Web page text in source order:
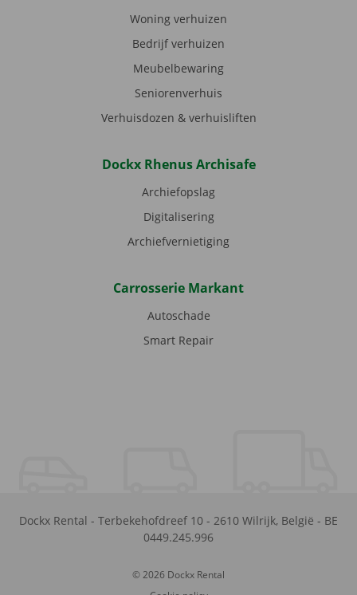
Woning verhuizen
Bedrijf verhuizen
Meubelbewaring
Seniorenverhuis
Verhuisdozen & verhuisliften
Dockx Rhenus Archisafe
Archiefopslag
Digitalisering
Archiefvernietiging
Carrosserie Markant
Autoschade
Smart Repair
Dockx Rental - Terbekehofdreef 10 - 2610 Wilrijk, België - BE
0449.245.996
© 2026 Dockx Rental